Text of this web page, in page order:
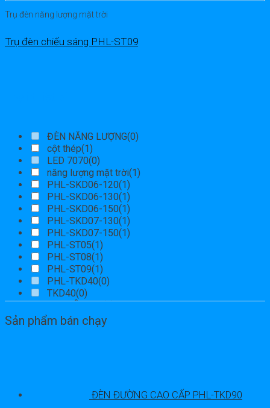
Trụ đèn năng lượng mặt trời
Trụ đèn chiếu sáng PHL-ST09
ĐÈN NĂNG LƯỢNG(0)
cột thép(1)
LED 7070(0)
năng lượng mặt trời(1)
PHL-SKD06-120(1)
PHL-SKD06-130(1)
PHL-SKD06-150(1)
PHL-SKD07-130(1)
PHL-SKD07-150(1)
PHL-ST05(1)
PHL-ST08(1)
PHL-ST09(1)
PHL-TKD40(0)
TKD40(0)
TRỤ CÔN 9M(1)
trụ đèn(4)
(1)
trụ côn tròn bát giác(1)
trụ chiếu sáng(1)
Sản phẩm bán chạy
ĐÈN ĐƯỜNG CAO CẤP PHL-TKD90